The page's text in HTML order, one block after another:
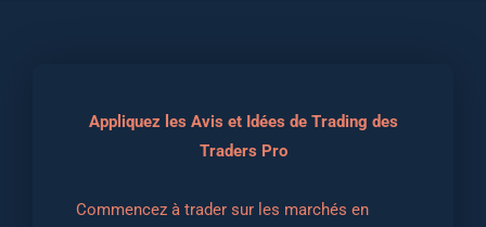
Appliquez les Avis et Idées de Trading des
Traders Pro
Commencez à trader sur les marchés en